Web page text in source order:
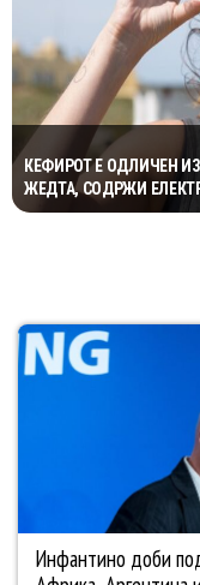
КЕФИРОТ Е ОДЛИЧЕН
ЖЕДТА, СОДРЖИ
ДИГЕСТИЈА